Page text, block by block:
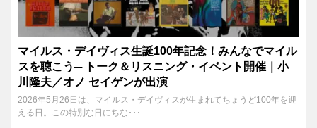
マイルス・デイヴィス生誕100年記念！みんなでマイル
スを聴こう─ トーク＆リスニング・イベント開催｜小
川隆夫／オノ セイゲンが出演
2026年5月26日は、マイルス・デイヴィスが生まれてちょうど100年を迎
える日。この特別な日にちな･･･